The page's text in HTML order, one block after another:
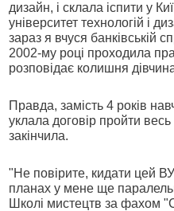
дизайн, і склала іспити у
університет технологій і
зараз я вчуся банківській
2002-му році проходила
розповідає колишня
Правда, замість 4 років
уклала договір пройти
закінчила.
"Не повірите, кидати цей
планах у мене ще
Школі мистецтв за фахом